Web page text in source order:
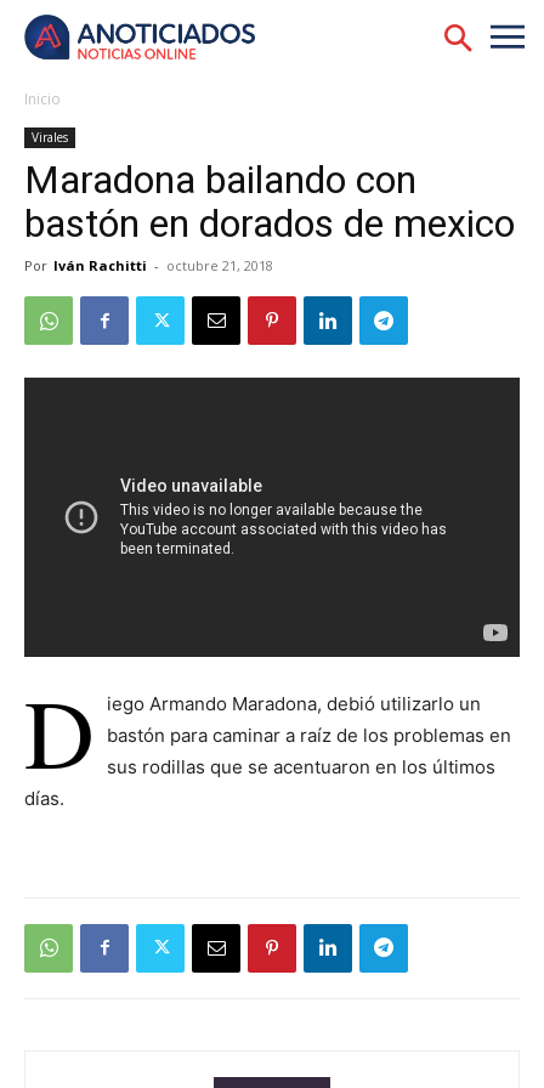
Inicio
Virales
Maradona bailando con
bastón en dorados de mexico
Por Iván Rachitti - octubre 21, 2018
D
iego Armando Maradona, debió utilizarlo un
bastón para caminar a raíz de los problemas en
sus rodillas que se acentuaron en los últimos
días.